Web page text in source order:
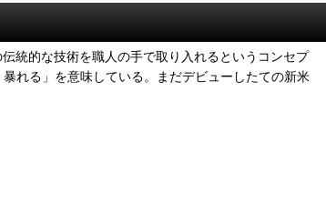
統的な技術を職人の手で取り入れるというコンセプ
れる」を意味している。まだデビューしたての新米